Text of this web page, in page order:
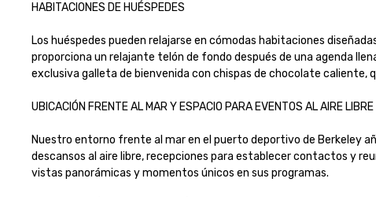
HABITACIONES DE HUÉSPEDES
Los huéspedes pueden relajarse en cómodas habitaciones
proporciona un relajante telón de fondo después de una agenda
exclusiva galleta de bienvenida con chispas de chocolate
UBICACIÓN FRENTE AL MAR Y ESPACIO PARA EVENTOS AL AIRE LIBRE
Nuestro entorno frente al mar en el puerto deportivo de Berkeley
descansos al aire libre, recepciones para establecer contactos y
vistas panorámicas y momentos únicos en sus programas.